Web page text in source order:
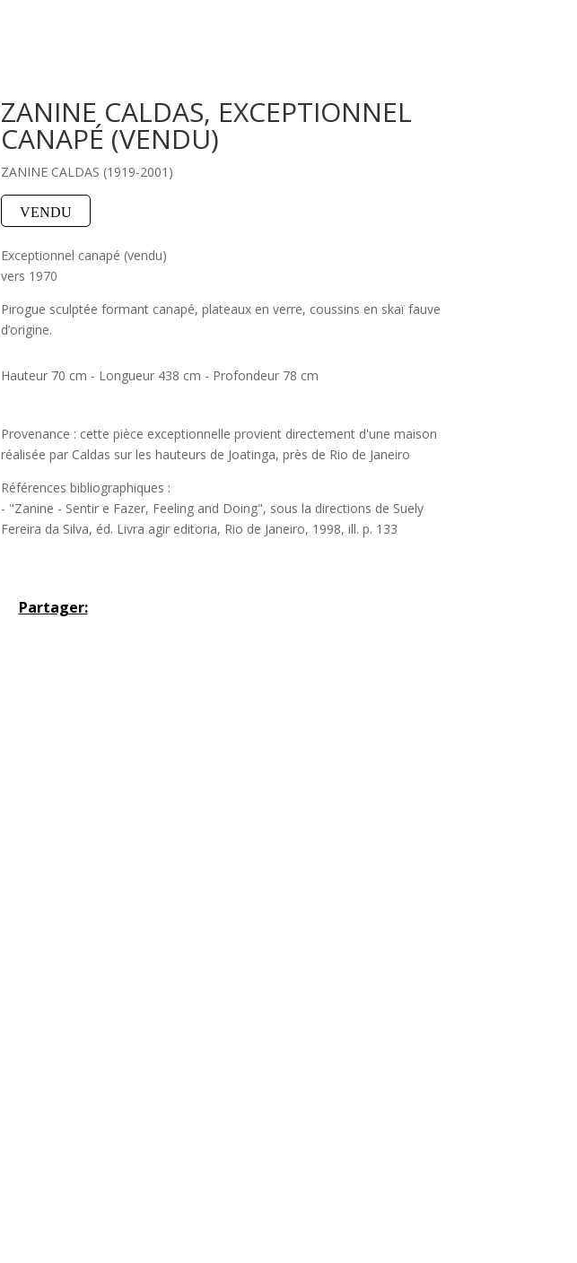
ZANINE CALDAS, EXCEPTIONNEL
CANAPÉ (VENDU)
ZANINE CALDAS (1919-2001)
VENDU
Exceptionnel canapé (vendu)
vers 1970
Pirogue sculptée formant canapé, plateaux en verre, coussins en skaï fauve
d’origine.
Hauteur 70 cm - Longueur 438 cm - Profondeur 78 cm
Provenance : cette pièce exceptionnelle provient directement d'une maison
réalisée par Caldas sur les hauteurs de Joatinga, près de Rio de Janeiro
Références bibliographiques :
- "Zanine - Sentir e Fazer, Feeling and Doing", sous la directions de Suely
Fereira da Silva, éd. Livra agir editoria, Rio de Janeiro, 1998, ill. p. 133
Partager: